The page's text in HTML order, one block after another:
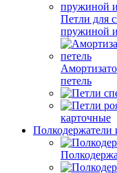
Петли для
пружиной
петель
карточные
Полкодержатели